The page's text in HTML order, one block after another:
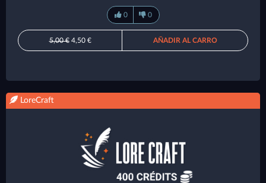
0 0
5,00 €4,50 € AÑADIR AL CARRO
LoreCraft